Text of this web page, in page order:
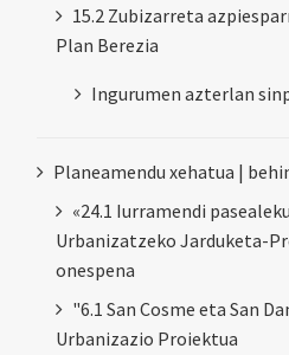
15.2 Zubizarreta
Plan Berezia
Ingurumen azterlan
Planeamendu xehatua |
«24.1 Iurramendi
Urbanizatzeko Jarduketa-
onespena
"6.1 San Cosme eta San
Urbanizazio Proiektua